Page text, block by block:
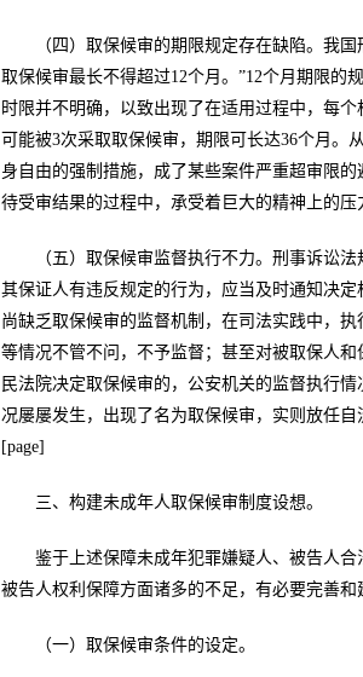
（四）取保候审的期限规定存在缺陷。我
取保候审最长不得超过12个月。”12个月期限的
时限并不明确，以致出现了在适用过程中，每
可能被3次采取取保候审，期限可长达36个月。
身自由的强制措施，成了某些案件严重超审限
待受审结果的过程中，承受着巨大的精神上的压
（五）取保候审监督执行不力。刑事诉讼
其保证人有违反规定的行为，应当及时通知决
尚缺乏取保候审的监督机制，在司法实践中，
等情况不管不问，不予监督；甚至对被取保人
民法院决定取保候审的，公安机关的监督执行
况屡屡发生，出现了名为取保候审，实则放任
[page]
三、构建未成年人取保候审制度设想。
鉴于上述保障未成年犯罪嫌疑人、被告人
被告人权利保障方面诸多的不足，有必要完善
（一）取保候审条件的设定。